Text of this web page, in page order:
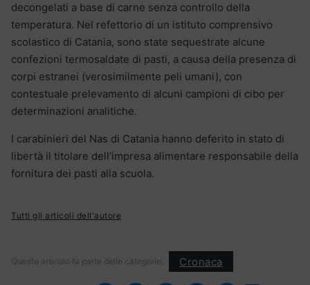
decongelati a base di carne senza controllo della
temperatura. Nel refettorio di un istituto comprensivo
scolastico di Catania, sono state sequestrate alcune
confezioni termosaldate di pasti, a causa della presenza di
corpi estranei (verosimilmente peli umani), con
contestuale prelevamento di alcuni campioni di cibo per
determinazioni analitiche.
I carabinieri del Nas di Catania hanno deferito in stato di
libertà il titolare dell’impresa alimentare responsabile della
fornitura dei pasti alla scuola.
Tutti gli articoli dell'autore
Questo articolo fa parte delle categorie: Cronaca